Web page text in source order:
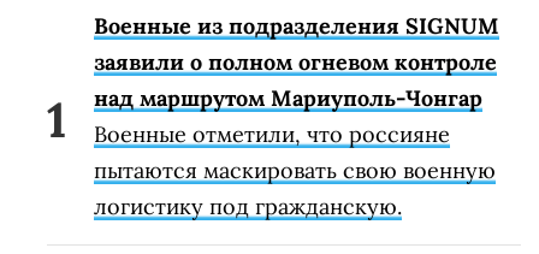
Военные из подразделения SIGNUM
заявили о полном огневом контроле
над маршрутом Мариуполь-Чонгар
Военные отметили, что россияне
пытаются маскировать свою военную
логистику под гражданскую.